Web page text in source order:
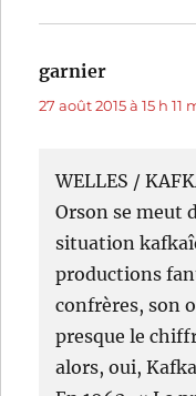
garnier
27 août 2015 à 15 h 11
WELLES /
Orson se meut
situation
productions
confrères, son
presque le
alors, oui,